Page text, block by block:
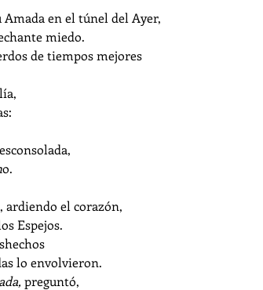
Amada en el túnel del Ayer,
miedo.
de tiempos mejores
o.
ardiendo el corazón,
Espejos.
lo envolvieron.
preguntó,